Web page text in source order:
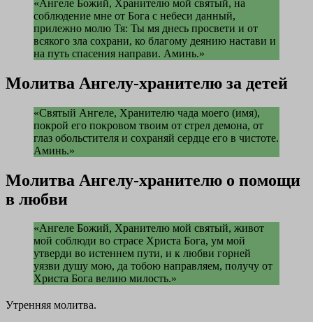
«Ангеле Божий, Хранителю мой святый, на
соблюдение мне от Бога с небеси данный,
прилежно молю Тя: Ты мя днесь просвети и от
всякого зла сохрани, ко благому деянию настави и
на путь спасения направи. Аминь.»
Молитва Ангелу-хранителю за детей
«Святый Ангеле, Хранителю чада моего (имя),
покрой его покровом твоим от стрел демона, от
глаз обольстителя и сохраняй сердце его в чистоте.
Аминь.»
Молитва Ангелу-хранителю о помощи
в любви
«Ангеле Божий, Хранителю мой святый, живот
мой соблюди во страсе Христа Бога, ум мой
утверди во истеннем пути, и к любви горней
уязви душу мою, да тобою направляем, получу от
Христа Бога велию милость.»
Утренняя молитва.